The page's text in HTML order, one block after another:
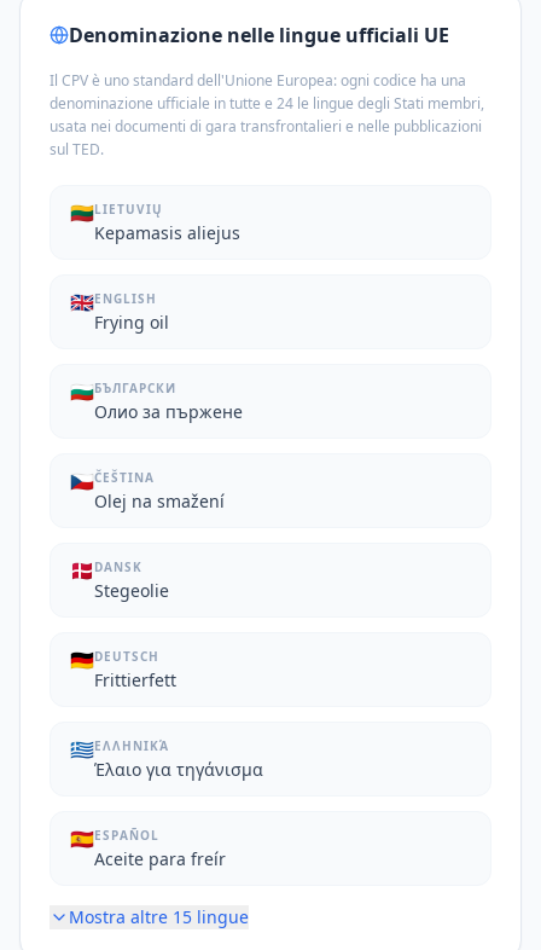
Denominazione nelle lingue ufficiali UE
Il CPV è uno standard dell'Unione Europea: ogni codice ha una
denominazione ufficiale in tutte e 24 le lingue degli Stati membri,
usata nei documenti di gara transfrontalieri e nelle pubblicazioni
sul TED.
🇱🇹LIETUVIŲ
Kepamasis aliejus
🇬🇧ENGLISH
Frying oil
🇧🇬БЪЛГАРСКИ
Олио за пържене
🇨🇿ČEŠTINA
Olej na smažení
🇩🇰 DANSK
Stegeolie
🇩🇪DEUTSCH
Frittierfett
🇬🇷ΕΛΛΗΝΙΚΆ
Έλαιο για τηγάνισμα
🇪🇸ESPAÑOL
Aceite para freír
Mostra altre 15 lingue